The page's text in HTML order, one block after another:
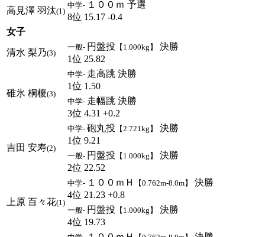
高見澤 羽汰(1)
中学- １００ｍ 予選
8位 15.17 -0.4
女子
清水 梨乃(3)
一般- 円盤投 【1.000kg】
決勝
1位 25.82
碓氷 桐榎(3)
中学- 走高跳 決勝
1位 1.50
中学- 走幅跳 決勝
3位 4.31 +0.2
吉田 安寿(2)
中学- 砲丸投 【2.721kg】
決勝
1位 9.21
一般- 円盤投 【1.000kg】
決勝
2位 22.52
上原 百々花(1)
中学- １００ｍＨ 【0.762m-8.0m】
決勝
4位 21.23 +0.8
一般- 円盤投 【1.000kg】
決勝
4位 19.73